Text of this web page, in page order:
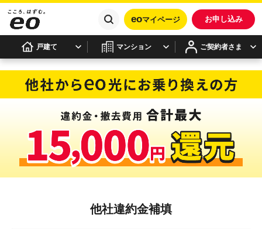
eoマイページ お申し込み
戸建て マンション ご契約者さま
他社違約金補填